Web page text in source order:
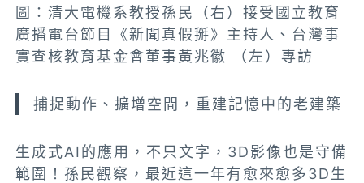
圖：清大電機系教授孫民（右）接受國立教育
廣播電台節目《新聞真假掰》主持人、台灣事
實查核教育基金會董事黃兆徽 （左）專訪
捕捉動作、擴增空間，重建記憶中的老建築
生成式AI的應用，不只文字，3D影像也是守備
範圍！孫民觀察，最近這一年有愈來愈多3D生